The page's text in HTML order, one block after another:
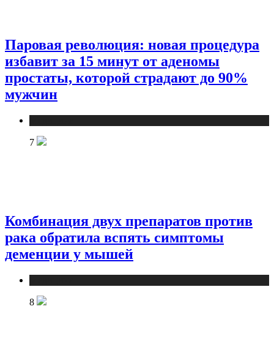
Паровая революция: новая процедура
избавит за 15 минут от аденомы
простаты, которой страдают до 90%
мужчин
7
Комбинация двух препаратов против
рака обратила вспять симптомы
деменции у мышей
8